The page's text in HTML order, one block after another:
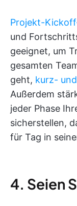
Projekt-
und
geeignet, um
gesamten
geht, kurz-
Außerdem
jeder Phase
sicherstellen,
für Tag in
4. Seien